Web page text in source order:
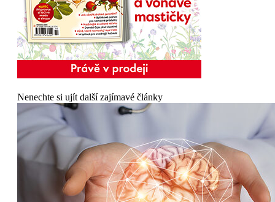
Nenechte si ujít další zajímavé články